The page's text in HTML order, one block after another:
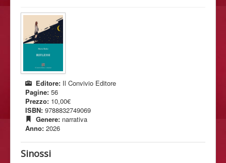
Editore: Il Convivio Editore
Pagine: 56
Prezzo: 10,00€
ISBN: 9788832749069
Genere: narrativa
Anno: 2026
Sinossi